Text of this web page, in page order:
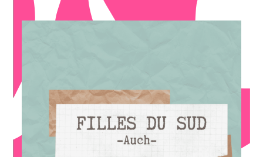
-20€
OFFRE DE BIENVENUE
A partir de 100€ d'achat de vêtements, 20€ offert sur 1
accessoire (parfum d'intérieur, bijoux...)
-10%
OFFRE ILLIMITÉE
Pour 2 articles achetés, 10% de réduction sur le